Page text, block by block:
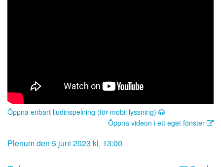
Öppna enbart ljudinspelning (för mobil lyssning)
Öppna videon i ett eget fönster
Plenum den 5 juni 2023 kl. 13:00